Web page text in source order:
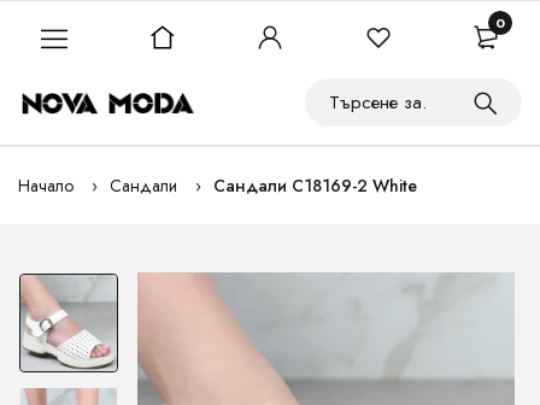
Начало Сандали Сандали C18169-2 White
0